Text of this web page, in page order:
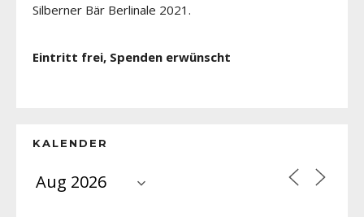
Silberner Bär Berlinale 2021.
Eintritt frei, Spenden erwünscht
KALENDER